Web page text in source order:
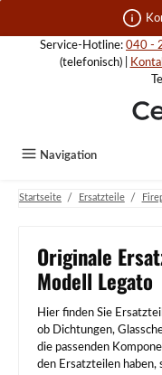
Zum Hauptinhalt springen
Service-Hotline: 040 -
(telefonisch) |
Navigation
Startseite / Ersatzteile /
Originale
Modell Legato
Hier finden Sie
ob Dichtungen,
die passenden
den Ersatzteilen haben,